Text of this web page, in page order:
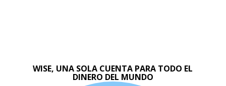
WISE, UNA SOLA CUENTA PARA TODO EL
DINERO DEL MUNDO